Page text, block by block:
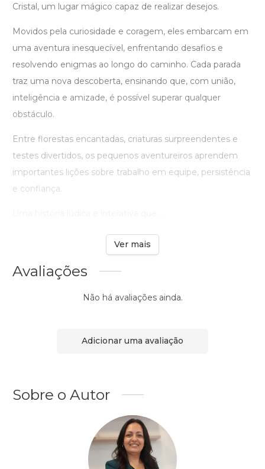
Cristal, um lugar mágico capaz de realizar desejos.
Movidos pela curiosidade e coragem, eles embarcam em
uma aventura inesquecível, enfrentando desafios e
resolvendo enigmas ao longo do caminho. Cada parada
traz uma nova descoberta, ensinando que, com união,
inteligência e amizade, é possível superar qualquer
obstáculo.
Entre florestas encantadas, criaturas surpreendentes e
testes divertidos, os pequenos aventureiros aprendem
importantes lições sobre trabalho em equipe, persistência
e confiança.
Ver mais
Avaliações
Não há avaliações ainda.
Adicionar uma avaliação
Sobre o Autor